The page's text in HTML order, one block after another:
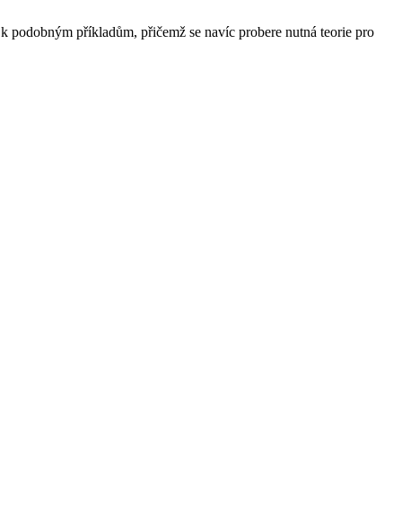
příkladům, přičemž se navíc probere nutná teorie pro